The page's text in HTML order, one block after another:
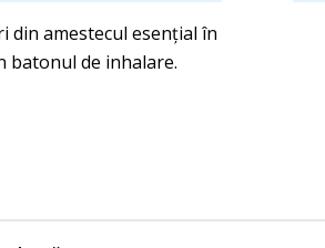
din amestecul esențial în
batonul de inhalare.